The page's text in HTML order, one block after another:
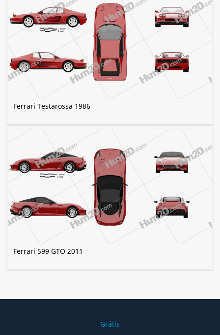
Ferrari Testarossa 1986
Ferrari 599 GTO 2011
Grátis